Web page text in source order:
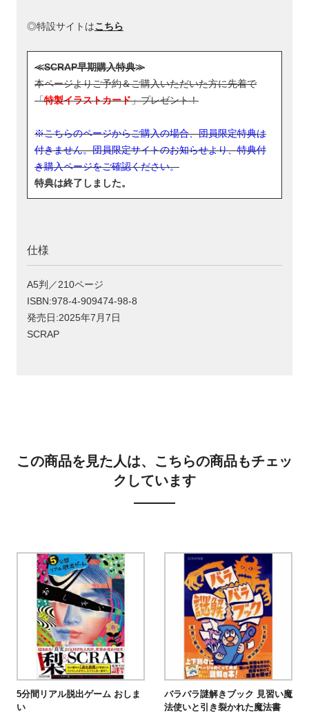
◎特設サイトはこちら
≪SCRAP早期購入特典≫
本ページよりご予約＆ご購入いただいた方に先着で
「特製イラストカード」プレゼント！
※こちらのページからご購入の場合、団員限定特典は
付きません。団員限定サイトのお知らせより、特典付
き購入ページをご確認ください。
特典は終了しました。
仕様
A5判／210ページ
ISBN:978-4-909474-98-8
発売日:2025年7月7日
SCRAP
この商品を見た人は、こちらの商品もチェッ
クしています
5分間リアル脱出ゲーム おしま
い
バラバラ謎解きブック 見習い魔
法使いと引き裂かれた魔法書